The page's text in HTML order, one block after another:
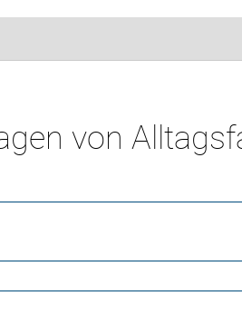
von